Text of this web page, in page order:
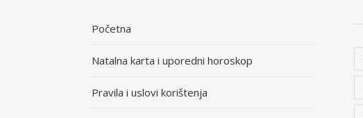
Početna
Natalna karta i uporedni horoskop
Pravila i uslovi korištenja